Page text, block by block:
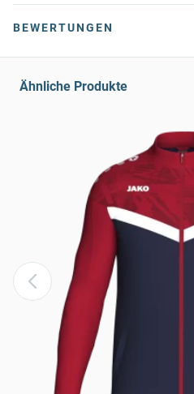
BEWERTUNGEN
Ähnliche Produkte